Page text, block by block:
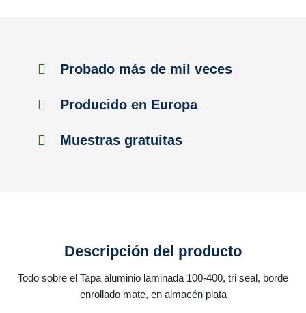
Probado más de mil veces
Producido en Europa
Muestras gratuitas
Descripción del producto
Todo sobre el Tapa aluminio laminada 100-400, tri seal, borde
enrollado mate, en almacén plata